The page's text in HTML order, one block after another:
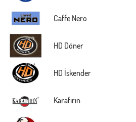
Caffe Nero
HD Döner
HD İskender
Karafırın